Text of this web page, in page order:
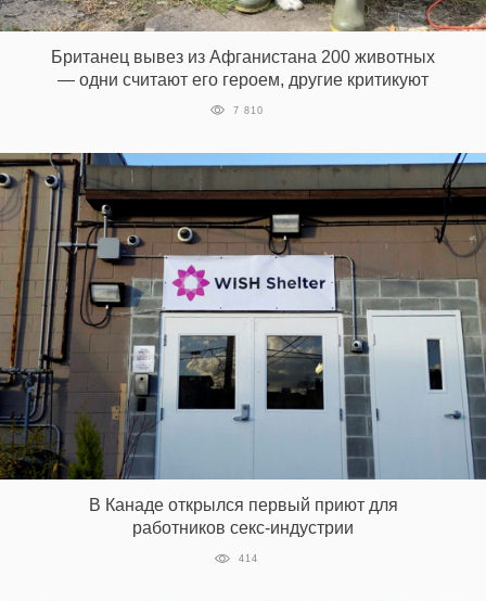
Британец вывез из Афганистана 200 животных
— одни считают его героем, другие критикуют
7 810
В Канаде открылся первый приют для
работников секс-индустрии
414